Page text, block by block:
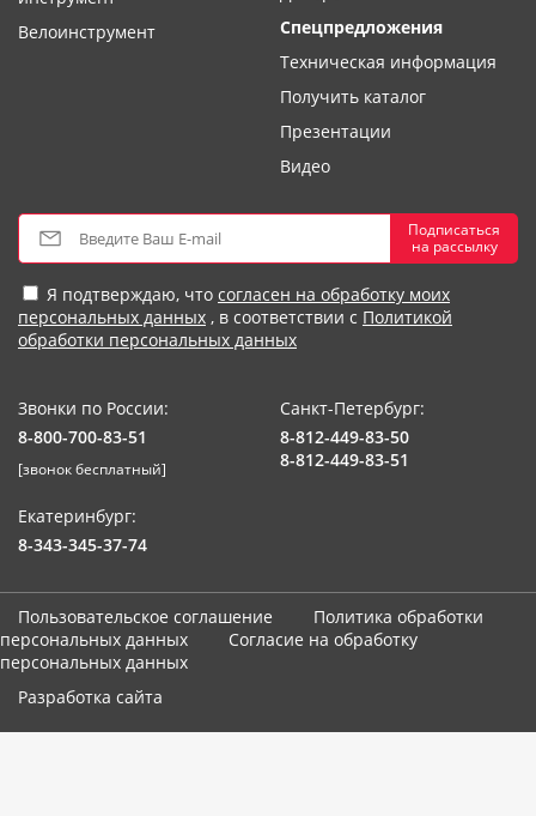
Велоинструмент
Спецпредложения
Техническая информация
Получить каталог
Презентации
Видео
Подписаться
на рассылку
Я подтверждаю, что согласен на обработку моих
персональных данных , в соответствии с Политикой
обработки персональных данных
Звонки по России:
8-800-700-83-51
[звонок бесплатный]
Санкт-Петербург:
8-812-449-83-50
8-812-449-83-51
Екатеринбург:
8-343-345-37-74
Пользовательское соглашение
Политика обработки
персональных данных
Согласие на обработку
персональных данных
Разработка сайта